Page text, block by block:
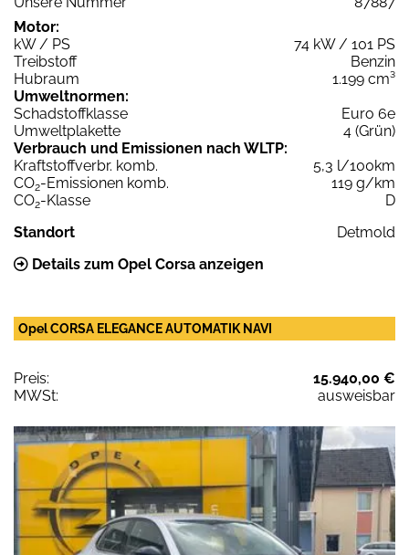
Motor:
kW / PS
74 kW / 101 PS
Treibstoff
Benzin
Hubraum
1.199 cm³
Umweltnormen:
Schadstoffklasse
Euro 6e
Umweltplakette
4 (Grün)
Verbrauch und Emissionen nach WLTP:
Kraftstoffverbr. komb.
5,3 l/100km
CO2-Emissionen komb.
119 g/km
CO2-Klasse
D
Standort
Detmold
Details zum Opel Corsa anzeigen
Opel CORSA ELEGANCE AUTOMATIK NAVI
Preis:
15.940,00 €
MWSt:
ausweisbar